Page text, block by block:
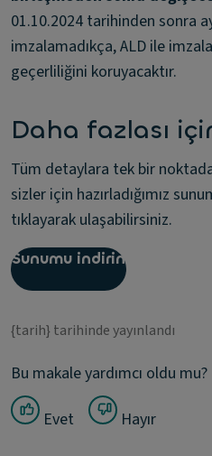
01.10.2024 tarihinden sonra
imzalamadıkça, ALD ile
geçerliliğini koruyacaktır.
Daha fazlası
Tüm detaylara tek bir
sizler için hazırladığımız
tıklayarak ulaşabilirsiniz.
Sunumu indirin
{tarih} tarihinde yayınlandı
Bu makale yardımcı oldu mu?
Evet Hayır